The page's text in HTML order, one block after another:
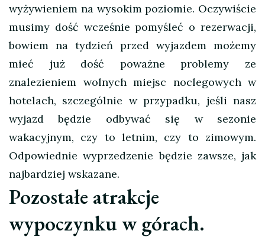
wyżywieniem na wysokim poziomie. Oczywiście
musimy dość wcześnie pomyśleć o rezerwacji,
bowiem na tydzień przed wyjazdem możemy
mieć już dość poważne problemy ze
znalezieniem wolnych miejsc noclegowych w
hotelach, szczególnie w przypadku, jeśli nasz
wyjazd będzie odbywać się w sezonie
wakacyjnym, czy to letnim, czy to zimowym.
Odpowiednie wyprzedzenie będzie zawsze, jak
najbardziej wskazane.
Pozostałe atrakcje
wypoczynku w górach.